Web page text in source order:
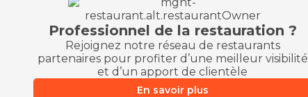
Professionnel de la restauration ?
Rejoignez notre réseau de restaurants
partenaires pour profiter d’une meilleur visibilité
et d’un apport de clientèle
En savoir plus